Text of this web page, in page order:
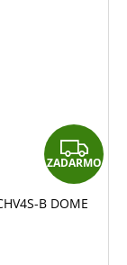
Z
A
D
ZADARMO
B DOME